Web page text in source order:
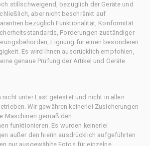
stillschweigend, bezüglich der Geräte und
aber nicht beschränkt auf
bezüglich Funktionalität, Konformität
Forderungen zuständiger
Eignung für einen besonderen
Es wird Ihnen ausdrücklich empfohlen,
genaue Prüfung der Artikel und Geräte
nicht unter Last getestet und nicht in allen
Wir gewähren keinerlei Zusicherungen
Maschinen gemäß den
funktionieren. Es wurden keinerlei
außer den hierin ausdrücklich aufgeführten
nur ausgewählte Fotos für einzelne